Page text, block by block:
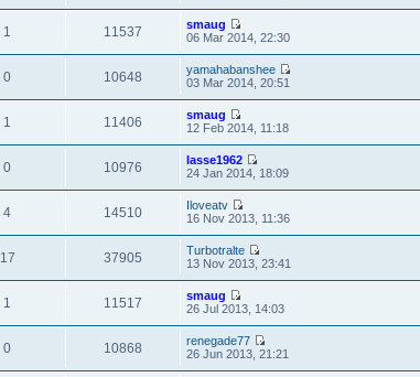
1 11537
smaug
06 Mar 2014, 22:30
0 10648
yamahabanshee
03 Mar 2014, 20:51
1 11406
smaug
12 Feb 2014, 11:18
0 10976
lasse1962
24 Jan 2014, 18:09
4 14510
Iloveatv
16 Nov 2013, 11:36
17 37905
Turbotralte
13 Nov 2013, 23:41
1 11517
smaug
26 Jul 2013, 14:03
0 10868
renegade77
26 Jun 2013, 21:21